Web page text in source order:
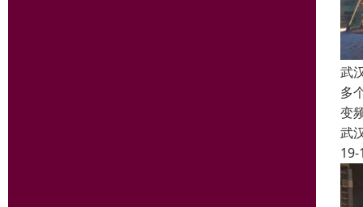
武
多
变
武
19-